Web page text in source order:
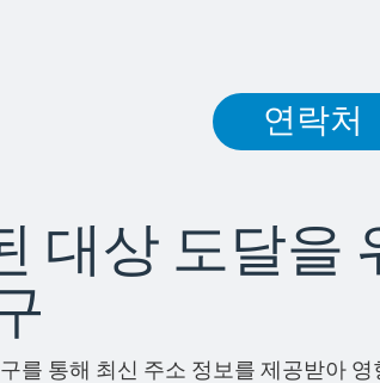
연락처
대상 도달을
를 통해 최신 주소 정보를 제공받아